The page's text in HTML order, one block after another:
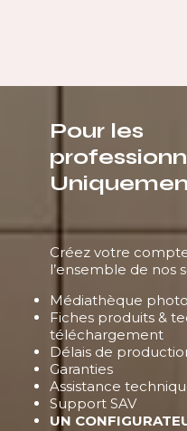
Pour les
Créez votre
l’ensemble de nos
Médiathèque
Fiches produits &
téléchargement
Délais de
Garanties
Assistance
Support SAV
UN